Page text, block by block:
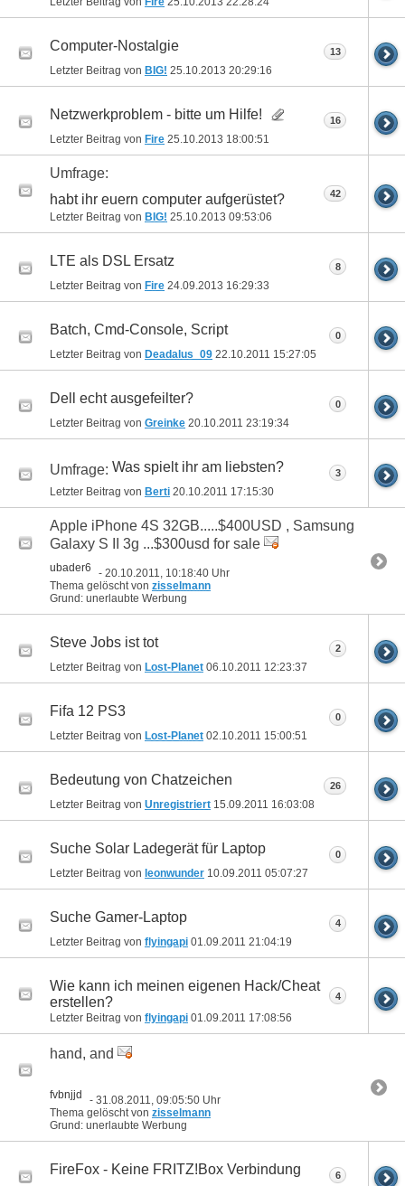
Computer-Nostalgie
Letzter Beitrag von BIG! 25.10.2013 20:29:16
13
Netzwerkproblem - bitte um Hilfe!
Letzter Beitrag von Fire 25.10.2013 18:00:51
16
Umfrage:
habt ihr euern computer aufgerüstet?
Letzter Beitrag von BIG! 25.10.2013 09:53:06
42
LTE als DSL Ersatz
Letzter Beitrag von Fire 24.09.2013 16:29:33
8
Batch, Cmd-Console, Script
Letzter Beitrag von Deadalus_09 22.10.2011 15:27:05
0
Dell echt ausgefeilter?
Letzter Beitrag von Greinke 20.10.2011 23:19:34
0
Umfrage: Was spielt ihr am liebsten?
Letzter Beitrag von Berti 20.10.2011 17:15:30
3
Apple iPhone 4S 32GB.....$400USD , Samsung
Galaxy S II 3g ...$300usd for sale
ubader6
- 20.10.2011, 10:18:40 Uhr
Thema gelöscht von zisselmann
Grund: unerlaubte Werbung
Steve Jobs ist tot
Letzter Beitrag von Lost-Planet 06.10.2011 12:23:37
2
Fifa 12 PS3
Letzter Beitrag von Lost-Planet 02.10.2011 15:00:51
0
Bedeutung von Chatzeichen
Letzter Beitrag von Unregistriert 15.09.2011 16:03:08
26
Suche Solar Ladegerät für Laptop
Letzter Beitrag von leonwunder 10.09.2011 05:07:27
0
Suche Gamer-Laptop
Letzter Beitrag von flyingapi 01.09.2011 21:04:19
4
Wie kann ich meinen eigenen Hack/Cheat
erstellen?
Letzter Beitrag von flyingapi 01.09.2011 17:08:56
4
hand, and
fvbnjjd
- 31.08.2011, 09:05:50 Uhr
Thema gelöscht von zisselmann
Grund: unerlaubte Werbung
FireFox - Keine FRITZ!Box Verbindung 6